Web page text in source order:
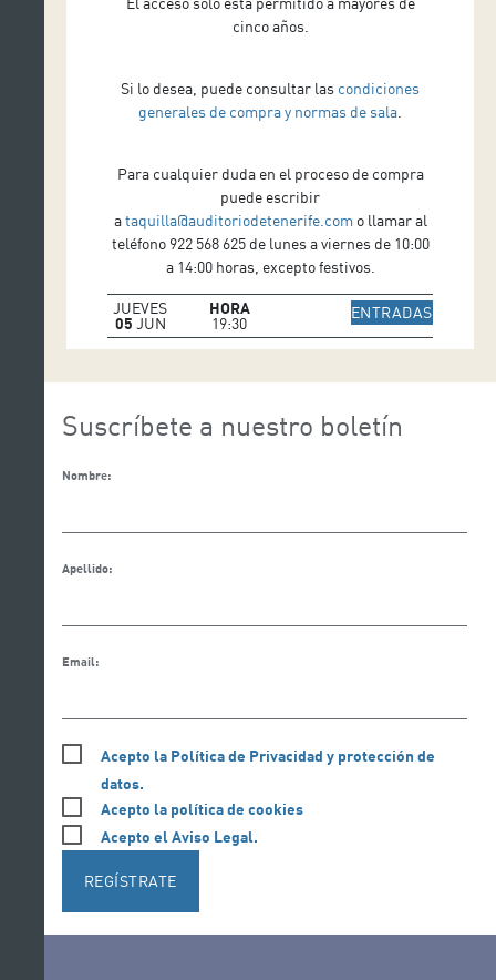
cinco años.
Si lo desea, puede consultar las condiciones
generales de compra y normas de sala
Para cualquier duda en el proceso de compra
puede escribir
ataquilla@auditoriodetenerife.com o llamar al
teléfono 922 568 625 de lunes a viernes de 10:00
a 14:00 horas, excepto festivos.
JUEVES
05 JUN
HORA
19:30
ENTRADASIR A
Suscríbete a nuestro boletín
Nombre:
Apellido:
Email:
Acepto la Política de Privacidad y protección de
datos.
Acepto la política de cookies
Acepto el Aviso Legal.
REGÍSTRATE